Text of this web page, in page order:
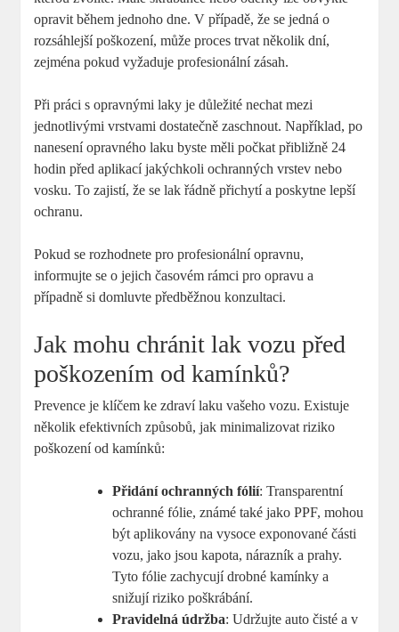
opravit během jednoho dne. V případě, že se jedná o
rozsáhlejší poškození, může proces trvat několik dní,
zejména pokud vyžaduje profesionální zásah.
Při práci s opravnými laky je důležité nechat mezi
jednotlivými vrstvami dostatečně zaschnout. Například, po
nanesení opravného laku byste měli počkat přibližně 24
hodin před aplikací jakýchkoli ochranných vrstev nebo
vosku. To zajistí, že se lak řádně přichytí a poskytne lepší
ochranu.
Pokud se rozhodnete pro profesionální opravnu,
informujte se o jejich časovém rámci pro opravu a
případně si domluvte předběžnou konzultaci.
Jak mohu chránit lak vozu před
poškozením od kamínků?
Prevence je klíčem ke zdraví laku vašeho vozu. Existuje
několik efektivních způsobů, jak minimalizovat riziko
poškození od kamínků:
Přidání ochranných fólií: Transparentní
ochranné fólie, známé také jako PPF, mohou
být aplikovány na vysoce exponované části
vozu, jako jsou kapota, nárazník a prahy.
Tyto fólie zachycují drobné kamínky a
snižují riziko poškrábání.
Pravidelná údržba: Udržujte auto čisté a v